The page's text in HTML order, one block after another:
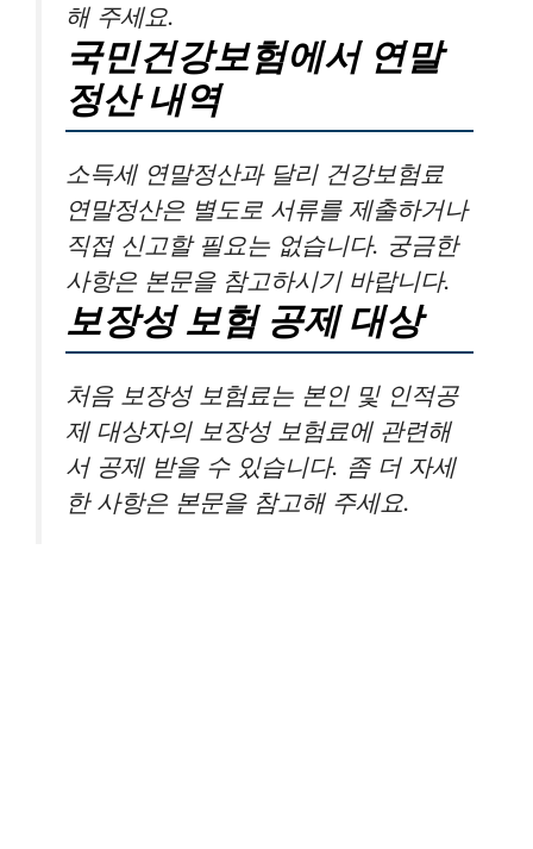
해 주세요.
국민건강보험에서 연말
정산 내역
소득세 연말정산과 달리 건강보험료
연말정산은 별도로 서류를 제출하거나
직접 신고할 필요는 없습니다. 궁금한
사항은 본문을 참고하시기 바랍니다.
보장성 보험 공제 대상
처음 보장성 보험료는 본인 및 인적공
제 대상자의 보장성 보험료에 관련해
서 공제 받을 수 있습니다. 좀 더 자세
한 사항은 본문을 참고해 주세요.